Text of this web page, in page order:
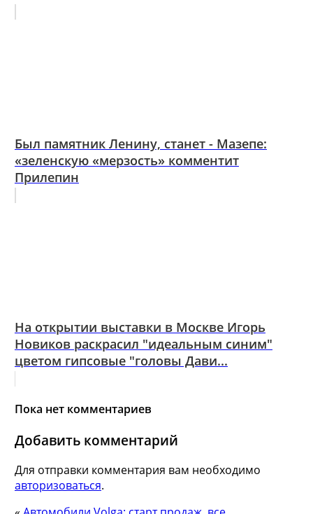
Был памятник Ленину, станет - Мазепе:
«зеленскую «мерзость» комментит
Прилепин
На открытии выставки в Москве Игорь
Новиков раскрасил "идеальным синим"
цветом гипсовые "головы Дави...
Пока нет комментариев
Добавить комментарий
Для отправки комментария вам необходимо
авторизоваться.